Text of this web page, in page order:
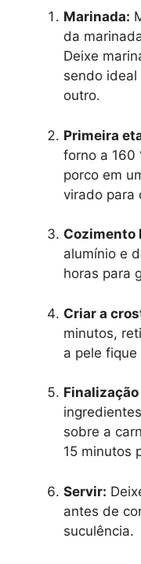
Marinada:
da
Deixe
sendo
outro.
Primeira
forno a 160
porco em
virado para
Cozimento
alumínio e
horas para
Criar a
minutos,
a pele
sobre a
15 minutos
Servir:
antes de
suculência.